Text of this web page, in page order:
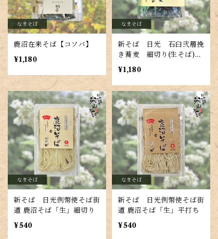
鹿沼在来そば【コソバ】
¥1,180
新そば 日光 石臼弐層挽
き蕎麦 細切り(生そば)二
人前 そばつゆ付
¥1,180
新そば 日光例幣使そば街
道 鹿沼そば「生」細切り
¥540
新そば 日光例幣使そば街
道 鹿沼そば「生」平打ち
¥540